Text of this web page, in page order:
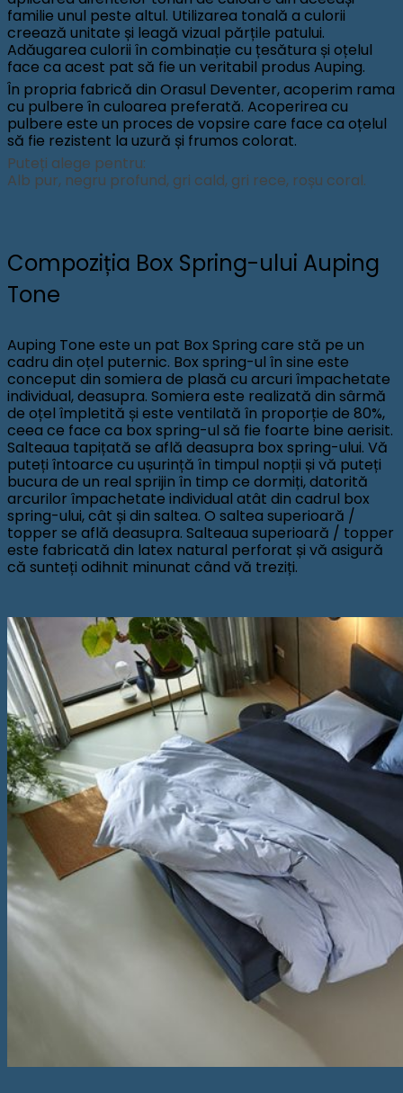
familie unul peste altul. Utilizarea tonală a culorii
creează unitate și leagă vizual părțile patului.
Adăugarea culorii în combinație cu țesătura și oțelul
face ca acest pat să fie un veritabil produs Auping.
În propria fabrică din Orasul Deventer, acoperim rama
cu pulbere în culoarea preferată. Acoperirea cu
pulbere este un proces de vopsire care face ca oțelul
să fie rezistent la uzură și frumos colorat.
Puteți alege pentru:
Alb pur, negru profund, gri cald, gri rece, roșu coral.
Compoziția Box Spring-ului Auping
Tone
Auping Tone este un pat Box Spring care stă pe un
cadru din oțel puternic. Box spring-ul în sine este
conceput din somiera de plasă cu arcuri împachetate
individual, deasupra. Somiera este realizată din sârmă
de oțel împletită și este ventilată în proporție de 80%,
ceea ce face ca box spring-ul să fie foarte bine aerisit.
Salteaua tapițată se află deasupra box spring-ului. Vă
puteți întoarce cu ușurință în timpul nopții și vă puteți
bucura de un real sprijin în timp ce dormiți, datorită
arcurilor împachetate individual atât din cadrul box
spring-ului, cât și din saltea. O saltea superioară /
topper se află deasupra. Salteaua superioară / topper
este fabricată din latex natural perforat și vă asigură
că sunteți odihnit minunat când vă treziți.